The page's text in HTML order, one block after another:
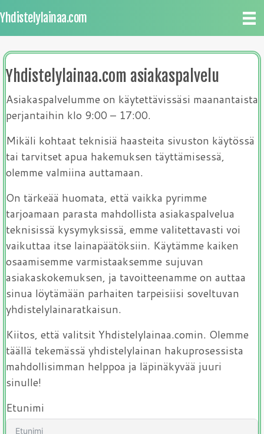
Yhdistelylainaa.com
Yhdistelylainaa.com asiakaspalvelu
Asiakaspalvelumme on käytettävissäsi maanantaista
perjantaihin klo 9:00 – 17:00.
Mikäli kohtaat teknisiä haasteita sivuston käytössä
tai tarvitset apua hakemuksen täyttämisessä,
olemme valmiina auttamaan.
On tärkeää huomata, että vaikka pyrimme
tarjoamaan parasta mahdollista asiakaspalvelua
teknisissä kysymyksissä, emme valitettavasti voi
vaikuttaa itse lainapäätöksiin. Käytämme kaiken
osaamisemme varmistaaksemme sujuvan
asiakaskokemuksen, ja tavoitteenamme on auttaa
sinua löytämään parhaiten tarpeisiisi soveltuvan
yhdistelylainaratkaisun.
Kiitos, että valitsit Yhdistelylainaa.comin. Olemme
täällä tekemässä yhdistelylainan hakuprosessista
mahdollisimman helppoa ja läpinäkyvää juuri
sinulle!
Etunimi